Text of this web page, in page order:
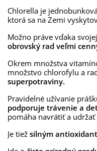
Chlorella je
ktorá sa na Zemi
Možno práve vďaka
obrovský rad veľmi
Okrem množstva
množstvo chlorofylu a
superpotraviny.
Pravidelné užívanie
podporuje trávenie a
pomáha navrátiť a
Je tiež silným